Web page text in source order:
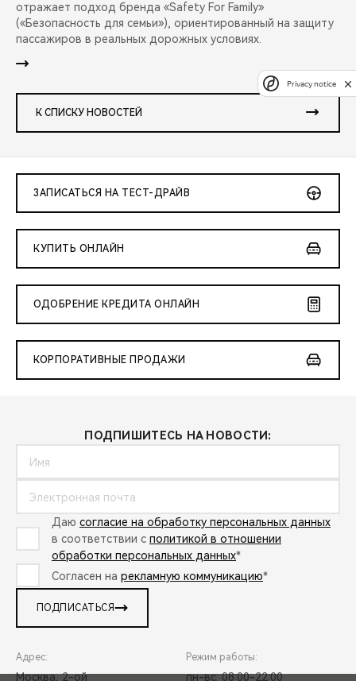
отражает подход бренда «Safety For Family»
(«Безопасность для семьи»), ориентированный на защиту
пассажиров в реальных дорожных условиях.
К СПИСКУ НОВОСТЕЙ
ЗАПИСАТЬСЯ НА ТЕСТ-ДРАЙВ
КУПИТЬ ОНЛАЙН
ОДОБРЕНИЕ КРЕДИТА ОНЛАЙН
КОРПОРАТИВНЫЕ ПРОДАЖИ
ПОДПИШИТЕСЬ НА НОВОСТИ:
Даю согласие на обработку персональных данных
в соответствии с политикой в отношении
обработки персональных данных*
Согласен на рекламную коммуникацию*
ПОДПИСАТЬСЯ
Адрес:
Москва, 2-ой
Режим работы:
пн-вс: 08:00-22:00
Privacy notice